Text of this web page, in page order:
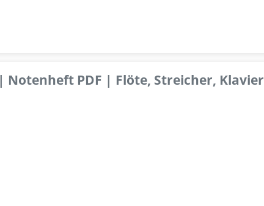
Notenheft PDF | Flöte, Streicher, Klavier